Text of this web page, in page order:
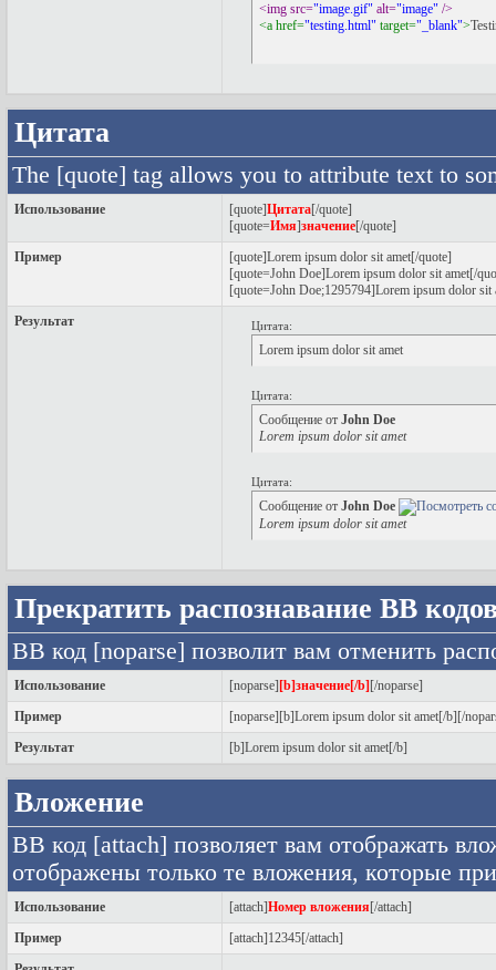
<img src="image.gif" alt="image" />
<a href="testing.html" target="_blank">
Цитата
The [quote] tag allows you to attribute text to
Использование [quote]Цитата[/quote]
[quote=Имя]значение[/quote]
Пример
[quote]Lorem ipsum dolor sit amet[/quote]
[quote=John Doe]Lorem ipsum dolor sit amet[/
[quote=John Doe;1295794]Lorem ipsum dolor sit
Результат
Цитата:
Lorem ipsum dolor sit amet
Цитата:
Сообщение от John Doe
Lorem ipsum dolor sit amet
Цитата:
Сообщение от John Doe
Lorem ipsum dolor sit amet
Прекратить распознавание BB
BB код [noparse] позволит вам отменить
Использование [noparse] [b]значение[/b] [/noparse]
Пример
[noparse][b]Lorem ipsum dolor sit amet[/b][/
Результат
[b]Lorem ipsum dolor sit amet[/b]
Вложение
BB код [attach] позволяет вам отображать
отображены только те вложения, которые
Использование [attach]Номер вложения [/attach]
Пример
[attach]12345[/attach]